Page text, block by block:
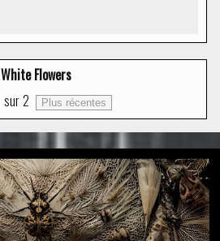
White Flowers
sur2 Plus récentes